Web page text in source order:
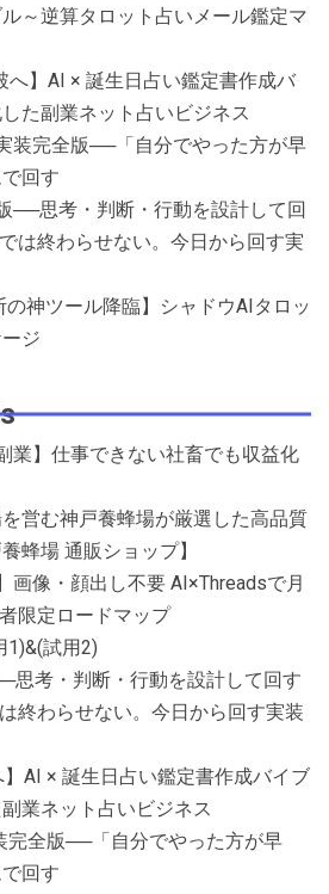
～逆算タロット占いメール鑑定マ
へ】AI × 誕生日占い鑑定書作成バ
た副業ネット占いビジネス
装完全版──「自分でやった方が早
回す
──思考・判断・行動を設計して回
は終わらせない。今日から回す実
の神ツール降臨】シャドウAIタロッ
ジ
業】仕事できない社畜でも収益化
営む神戸養蜂場が厳選した高品質
蜂場 通販ショップ】
画像・顔出し不要 AI×Threadsで月
限定ロードマップ
1)&(試用2)
思考・判断・行動を設計して回す
終わらせない。今日から回す実装
AI × 誕生日占い鑑定書作成バイブ
業ネット占いビジネス
完全版──「自分でやった方が早
回す